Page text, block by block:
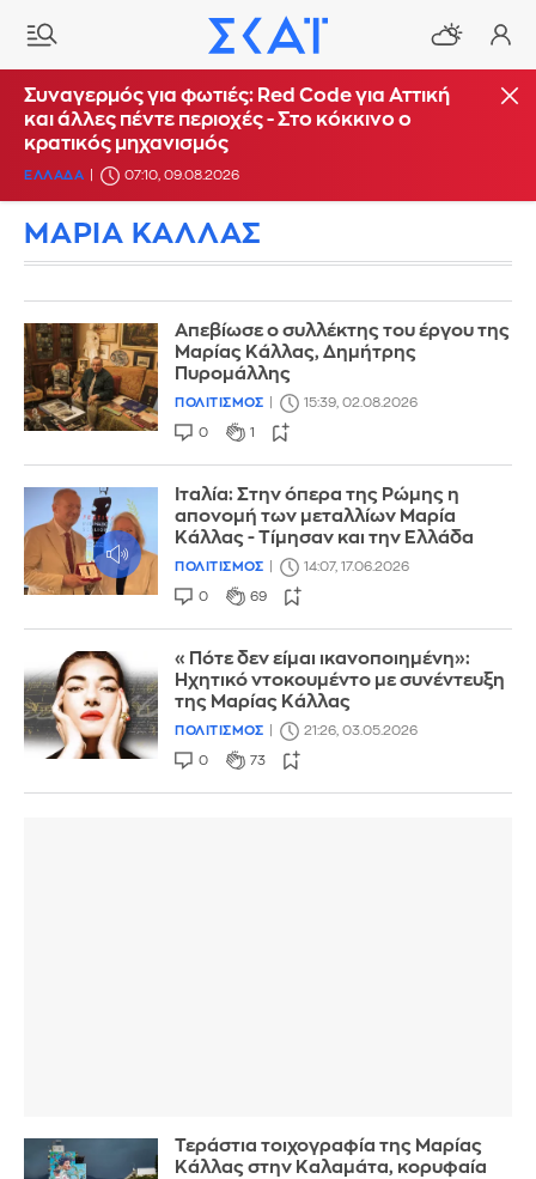
Συναγερμός για φωτιές: Red Code για Αττική
και άλλες πέντε περιοχές - Στο κόκκινο ο
κρατικός μηχανισμός
ΕΛΛΑΔΑ 07:10, 09.08.2026
ΜΑΡΙΑ ΚΑΛΛΑΣ
Απεβίωσε ο συλλέκτης του έργου της
Μαρίας Κάλλας, Δημήτρης
Πυρομάλλης
ΠΟΛΙΤΙΣΜΟΣ 15:39, 02.08.2026
0 1
Ιταλία: Στην όπερα της Ρώμης η
απονομή των μεταλλίων Μαρία
Κάλλας - Τίμησαν και την Ελλάδα
ΠΟΛΙΤΙΣΜΟΣ 14:07, 17.06.2026
0 69
«Πότε δεν είμαι ικανοποιημένη»:
Ηχητικό ντοκουμέντο με συνέντευξη
της Μαρίας Κάλλας
ΠΟΛΙΤΙΣΜΟΣ 21:26, 03.05.2026
0 73
Τεράστια τοιχογραφία της Μαρίας
Κάλλας στην Καλαμάτα, κορυφαία